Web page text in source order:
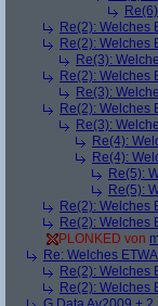
Re(2): Welches
Re(2): Welches
Re(3):
Re(2): Welches
Re(3):
Re(2): Welches
Re(3):
Re(4):
Re(4):
Re(5):
Re(5):
Re(2): Welches
Re(2): Welches
PLONKED von
Re: Welches
Re(2): Welches
Re(2): Welches